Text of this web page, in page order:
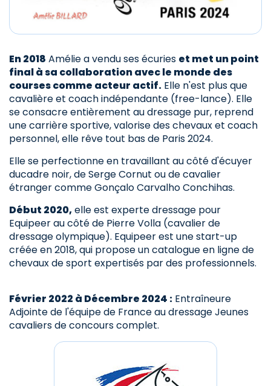
En 2018 Amélie a vendu ses écuries et met un point
final à sa collaboration avec le monde des
courses comme acteur actif. Elle n'est plus que
cavalière et coach indépendante (free-lance). Elle
se consacre entièrement au dressage pur, reprend
une carrière sportive, valorise des chevaux et coach
personnel, elle rêve tout bas de Paris 2024.
Elle se perfectionne en travaillant au côté d'écuyer
ducadre noir, de Serge Cornut ou de cavalier
étranger comme Gonçalo Carvalho Conchihas.
Début 2020,elle est experte dressage pour
Equipeer au côté de Pierre Volla (cavalier de
dressage olympique). Equipeer est une start-up
créée en 2018, qui propose un catalogue en ligne de
chevaux de sport expertisés par des professionnels.
Février 2022 à Décembre 2024 : Entraîneure
Adjointe de l'équipe de France au dressage Jeunes
cavaliers de concours complet.